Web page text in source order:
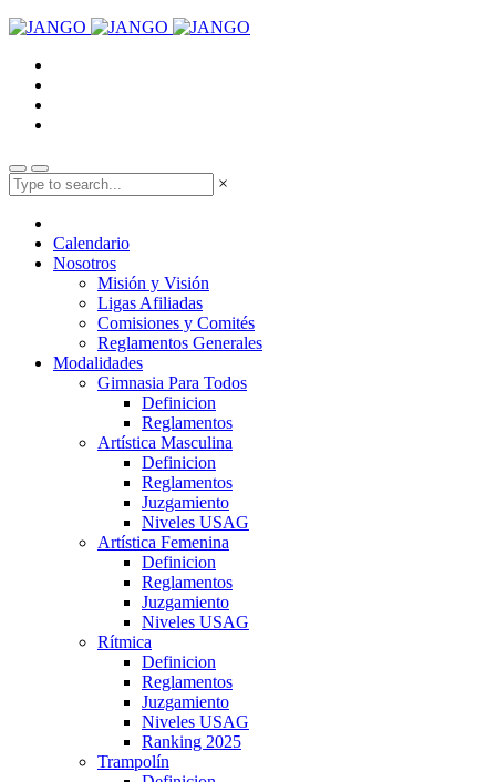
×
Calendario
Nosotros
Misión y Visión
Ligas Afiliadas
Comisiones y Comités
Reglamentos Generales
Modalidades
Gimnasia Para Todos
Definicion
Reglamentos
Artística Masculina
Definicion
Reglamentos
Juzgamiento
Niveles USAG
Artística Femenina
Definicion
Reglamentos
Juzgamiento
Niveles USAG
Rítmica
Definicion
Reglamentos
Juzgamiento
Niveles USAG
Ranking 2025
Trampolín